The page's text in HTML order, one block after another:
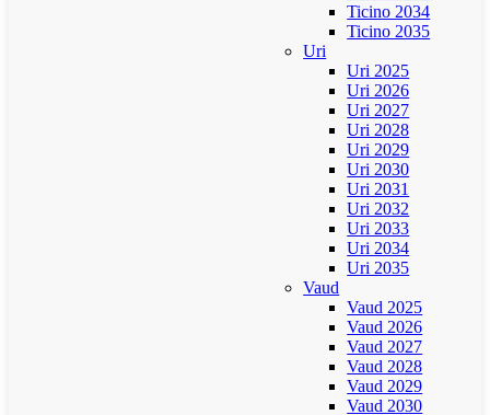
Ticino 2034
Ticino 2035
Uri
Uri 2025
Uri 2026
Uri 2027
Uri 2028
Uri 2029
Uri 2030
Uri 2031
Uri 2032
Uri 2033
Uri 2034
Uri 2035
Vaud
Vaud 2025
Vaud 2026
Vaud 2027
Vaud 2028
Vaud 2029
Vaud 2030